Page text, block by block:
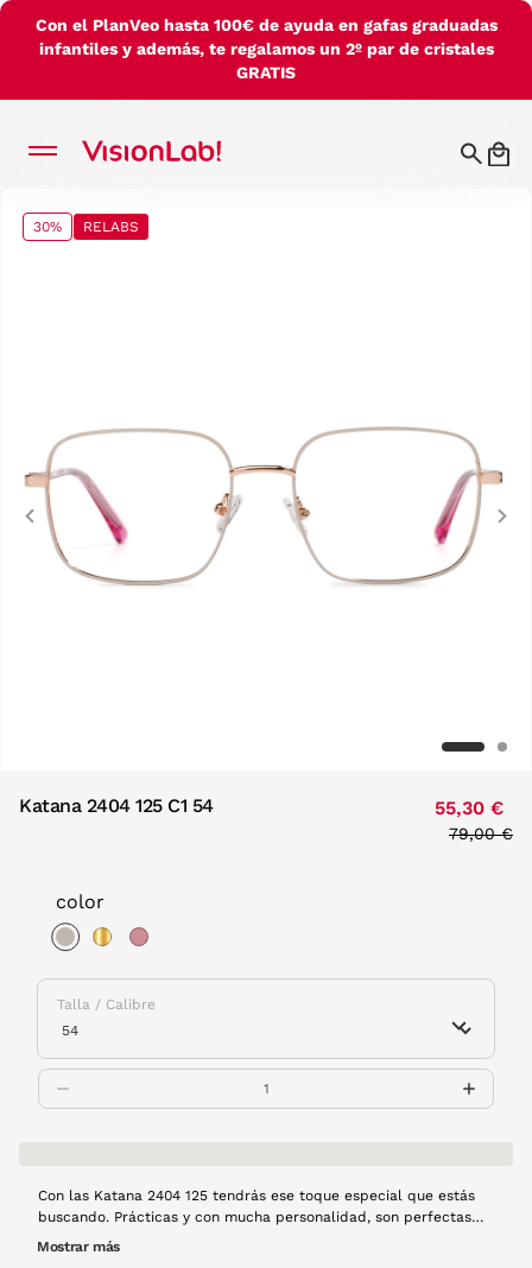
Con el PlanVeo hasta 100€ de ayuda en gafas graduadas
infantiles y además, te regalamos un 2º par de cristales
GRATIS
30% RELABS
Previous
Katana 2404 125 C1 54 55,30 €
Price
79,00 €
color
Talla / Calibre
Con las Katana 2404 125 tendrás ese toque especial que estás
buscando. Prácticas y con mucha personalidad, son perfectas
para cualquier momento del día. Montura de metal en color
Mostrar más